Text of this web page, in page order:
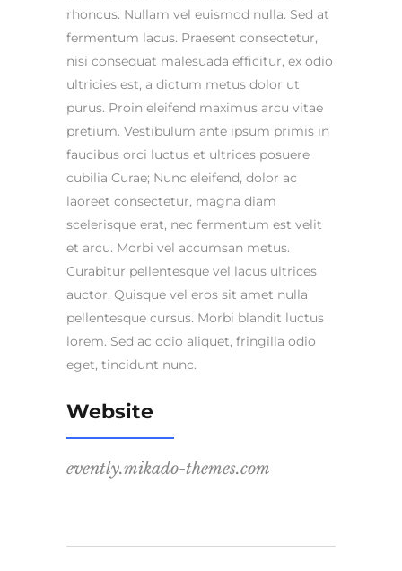
rhoncus. Nullam vel euismod nulla. Sed at
fermentum lacus. Praesent consectetur,
nisi consequat malesuada efficitur, ex odio
ultricies est, a dictum metus dolor ut
purus. Proin eleifend maximus arcu vitae
pretium. Vestibulum ante ipsum primis in
faucibus orci luctus et ultrices posuere
cubilia Curae; Nunc eleifend, dolor ac
laoreet consectetur, magna diam
scelerisque erat, nec fermentum est velit
et arcu. Morbi vel accumsan metus.
Curabitur pellentesque vel lacus ultrices
auctor. Quisque vel eros sit amet nulla
pellentesque cursus. Morbi blandit luctus
lorem. Sed ac odio aliquet, fringilla odio
eget, tincidunt nunc.
Website
evently.mikado-themes.com